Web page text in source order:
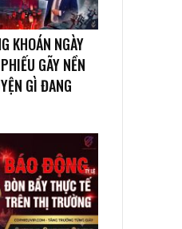
KHOÁN NGÀY
GÃY NỀN
GÌ ĐANG